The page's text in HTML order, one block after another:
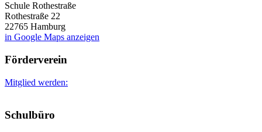
Schule Rothestraße
Rothestraße 22
22765 Hamburg
in Google Maps anzeigen
Förderverein
Mitglied werden:
Schulbüro